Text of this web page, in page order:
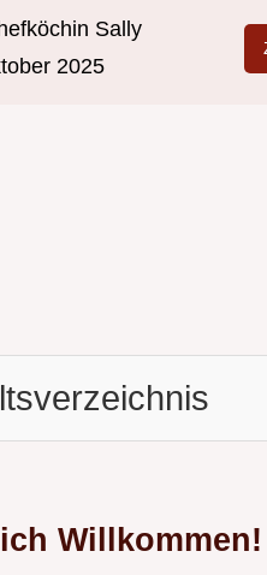
Sally
2025